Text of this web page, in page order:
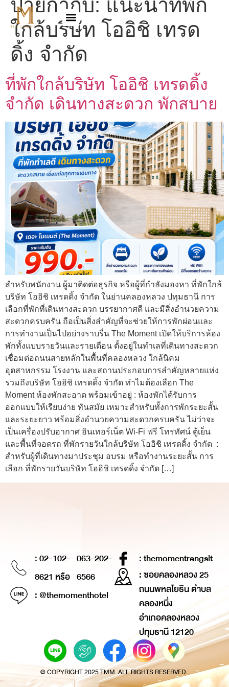
ป้ายกำกับ: แนะนำที่พัก
ใกล้บริษัท โออิชิ เทรด
ดิ้ง จำกัด
ที่พักใกล้บริษัท โออิชิ เทรดดิ้ง
จำกัด เดินทางสะดวก พักสบาย
สำหรับพนักงาน ผู้มาติดต่อธุรกิจ หรือผู้ที่กำลังมองหา ที่พักใกล้
บริษัท โออิชิ เทรดดิ้ง จำกัด ในย่านคลองหลวง ปทุมธานี การ
เลือกที่พักที่เดินทางสะดวก บรรยากาศดี และมีสิ่งอำนวยความ
สะดวกครบครัน ถือเป็นสิ่งสำคัญที่จะช่วยให้การพักผ่อนและ
การทำงานเป็นไปอย่างราบรื่น The Moment เปิดให้บริการห้อง
พักทั้งแบบรายวันและรายเดือน ตั้งอยู่ในทำเลที่เดินทางสะดวก
เชื่อมต่อถนนสายหลักในพื้นที่คลองหลวง ใกล้นิคม
อุตสาหกรรม โรงงาน และสถานประกอบการสำคัญหลายแห่ง
รวมถึงบริษัท โออิชิ เทรดดิ้ง จำกัด ทำไมต้องเลือก The
Moment ห้องพักสะอาด พร้อมเข้าอยู่ : ห้องพักได้รับการ
ออกแบบให้เรียบง่าย ทันสมัย เหมาะสำหรับทั้งการพักระยะสั้น
และระยะยาว พร้อมสิ่งอำนวยความสะดวกครบครัน ไม่ว่าจะ
เป็นเครื่องปรับอากาศ อินเทอร์เน็ต Wi-Fi ฟรี โทรทัศน์ ตู้เย็น
และพื้นที่จอดรถ ที่พักรายวันใกล้บริษัท โออิชิ เทรดดิ้ง จำกัด :
สำหรับผู้ที่เดินทางมาประชุม อบรม หรือทำงานระยะสั้น การ
เลือก ที่พักรายวันบริษัท โออิชิ เทรดดิ้ง จำกัด […]
: 02-102-
8621 หรือ
063-202-
6566
: @themomenthotel
: themomentrangsit
: ซอยคลองหลวง 25
ถนนพหลโยธิน ตำบล
คลองหนึ่ง
อำเภอคลองหลวง
ปทุมธานี 12120
© COPYRIGHT 2025 TMM. ALL RIGHTS RESERVED.